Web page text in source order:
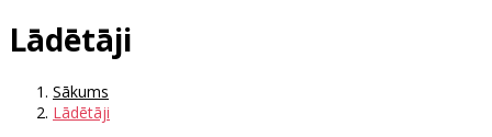
Lādētāji
Sākums
Lādētāji